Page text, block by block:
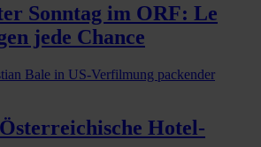
Sonntag im ORF: Le
jede Chance
Bale in US-Verfilmung packender
Hotel-